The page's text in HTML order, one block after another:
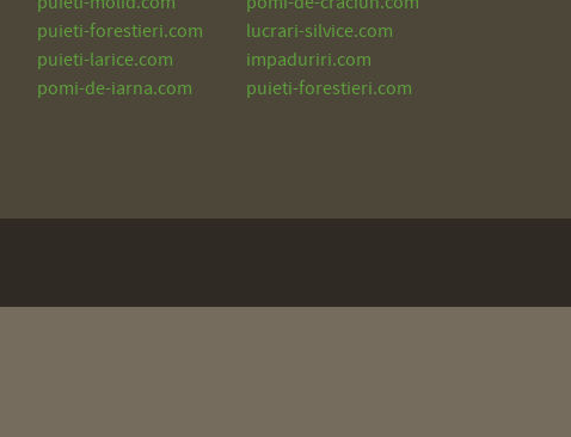
puieti-forestieri.com
puieti-larice.com
pomi-de-iarna.com
lucrari-silvice.com
impaduriri.com
puieti-forestieri.com